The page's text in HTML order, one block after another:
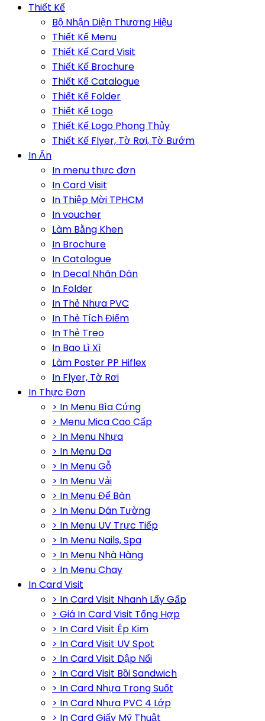
Thiết Kế
Bộ Nhận Diện Thương Hiệu
Thiết Kế Menu
Thiết Kế Card Visit
Thiết Kế Brochure
Thiết Kế Catalogue
Thiết Kế Folder
Thiết Kế Logo
Thiết Kế Logo Phong Thủy
Thiết Kế Flyer, Tờ Rơi, Tờ Bướm
In Ấn
In menu thực đơn
In Card Visit
In Thiệp Mời TPHCM
In voucher
Làm Bằng Khen
In Brochure
In Catalogue
In Decal Nhãn Dán
In Folder
In Thẻ Nhựa PVC
In Thẻ Tích Điểm
In Thẻ Treo
In Bao Lì Xì
Làm Poster PP Hiflex
In Flyer, Tờ Rơi
In Thực Đơn
> In Menu Bìa Cứng
> Menu Mica Cao Cấp
> In Menu Nhựa
> In Menu Da
> In Menu Gỗ
> In Menu Vải
> In Menu Để Bàn
> In Menu Dán Tường
> In Menu UV Trực Tiếp
> In Menu Nails, Spa
> In Menu Nhà Hàng
> In Menu Chay
In Card Visit
> In Card Visit Nhanh Lấy Gấp
> Giá In Card Visit Tổng Hợp
> In Card Visit Ép Kim
> In Card Visit UV Spot
> In Card Visit Dập Nổi
> In Card Visit Bồi Sandwich
> In Card Nhựa Trong Suốt
> In Card Nhựa PVC 4 Lớp
> In Card Giấy Mỹ Thuật